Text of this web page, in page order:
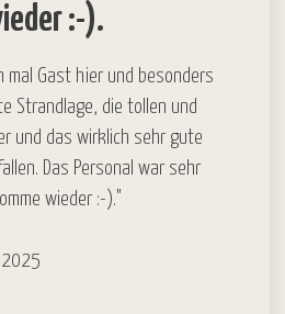
:-).
mal Gast hier und besonders
Strandlage, die tollen und
und das wirklich sehr gute
Das Personal war sehr
wieder :-)."